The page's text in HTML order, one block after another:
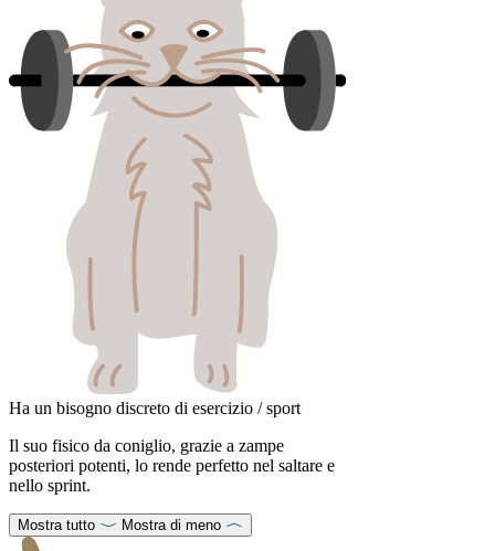
Ha un bisogno discreto di esercizio / sport
Il suo fisico da coniglio, grazie a zampe
posteriori potenti, lo rende perfetto nel saltare e
nello sprint.
Mostra tutto Mostra di meno